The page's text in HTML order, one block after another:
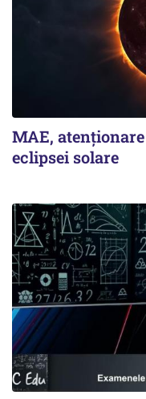
MAE,
eclipsei solare